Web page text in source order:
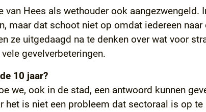
Hees als wethouder ook aangezwengeld.
maar dat schoot niet op omdat iedereen
ze uitgedaagd na te denken over wat voor
gevelverbeteringen.
10 jaar?
we, ook in de stad, een antwoord kunnen
is niet een probleem dat sectoraal is op